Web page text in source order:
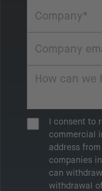
I consent to
commercial
address
companies
can
withdrawal